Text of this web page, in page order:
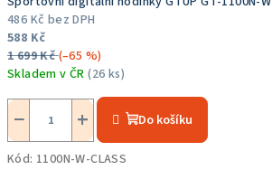
486 Kč bez DPH
588 Kč
1 699 Kč(–65 %)
Skladem v ČR(26 ks)
+
− Do košíku
Kód: 1100N-W-CLASS